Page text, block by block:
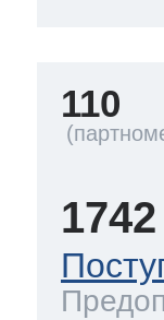
110
1742